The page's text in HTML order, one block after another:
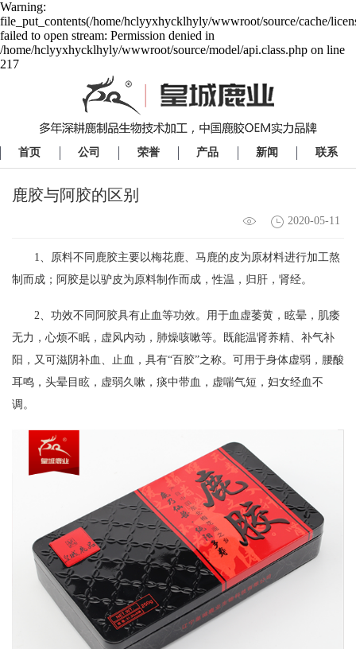
Warning:
file_put_contents(/home/hclyyxhycklhyly/wwwroot/source/cache/
failed to open stream: Permission denied in
/home/hclyyxhycklhyly/wwwroot/source/model/api.class.php on line
217
首页 公司 荣誉 产品 新闻 联系
鹿胶与阿胶的区别
2020-05-11
1、原料不同鹿胶主要以梅花鹿、马鹿的 皮为原材料进行加工熬
制而成；阿胶是以驴皮为原料制作而成，性温，归肝，肾经。
2、功效不同阿胶具有止血等功效。用于血虚萎黄，眩晕， 肌痿
无力，心烦不眠，虚风内动，肺燥咳嗽等。
既能温肾养精、补气补
阳，又可滋阴补血、止血，具有“百胶”之称。 可用于身体虚弱，腰酸
耳鸣，头晕目眩，虚弱久嗽，痰中带血，虚喘气短，妇女经血不
调。